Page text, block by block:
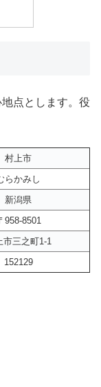
点とします。役
村上市
らかみし
新潟県
958-8501
市三之町1-1
152129